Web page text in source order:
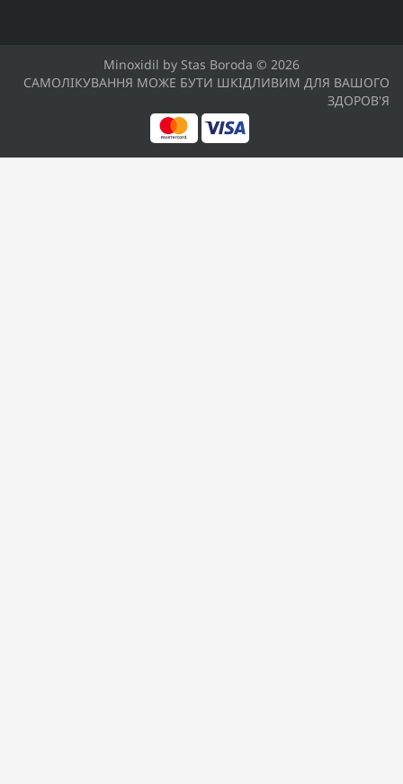
Minoxidil by Stas Boroda © 2026
САМОЛІКУВАННЯ МОЖЕ БУТИ ШКІДЛИВИМ ДЛЯ ВАШОГО
ЗДОРОВ'Я